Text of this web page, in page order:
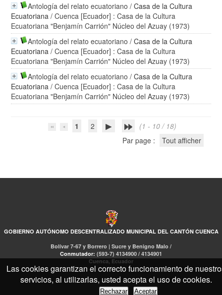
Antología del relato ecuatoriano /Casa de la Cultura
Ecuatoriana / Cuenca [Ecuador] : Casa de la Cultura
Ecuatoriana "Benjamín Carrión" Núcleo del Azuay (1973)
Antología del relato ecuatoriano /Casa de la Cultura
Ecuatoriana / Cuenca [Ecuador] : Casa de la Cultura
Ecuatoriana "Benjamín Carrión" Núcleo del Azuay (1973)
Antología del relato ecuatoriano /Casa de la Cultura
Ecuatoriana / Cuenca [Ecuador] : Casa de la Cultura
Ecuatoriana "Benjamín Carrión" Núcleo del Azuay (1973)
1 2
(1 - 10 / 18)
Par page :
Tout afficher
GOBIERNO AUTÓNOMO DESCENTRALIZADO MUNICIPAL DEL CANTÓN CUENCA
Bolívar 7-67 y Borrero | Sucre y Benigno Malo /
Conmutador: (593-7) 4134900 / 4134901
Cuenca, Ecuador
Las cookies garantizan el correcto funcionamiento de
servicios, al utilizarlas, usted acepta el uso de cookies.
Rechazar Aceptar